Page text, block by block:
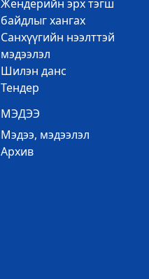
Жендерийн эрх тэгш
байдлыг хангах
Санхүүгийн нээлттэй
мэдээлэл
Шилэн данс
Тендер
МЭДЭЭ
Mэдээ, мэдээлэл
Архив